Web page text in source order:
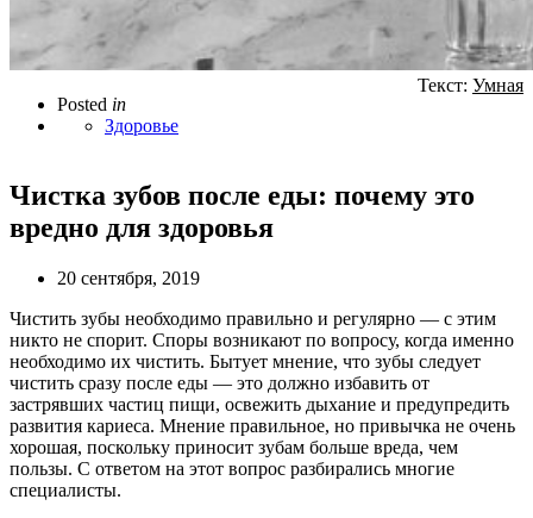
Posted in
Здоровье
Текст: Умная
Чистка зубов после еды: почему это
вредно для здоровья
20 сентября, 2019
Чистить зубы необходимо правильно и регулярно — с этим
никто не спорит. Споры возникают по вопросу, когда именно
необходимо их чистить. Бытует мнение, что зубы следует
чистить сразу после еды — это должно избавить от
застрявших частиц пищи, освежить дыхание и предупредить
развития кариеса. Мнение правильное, но привычка не очень
хорошая, поскольку приносит зубам больше вреда, чем
пользы. С ответом на этот вопрос разбирались многие
специалисты.